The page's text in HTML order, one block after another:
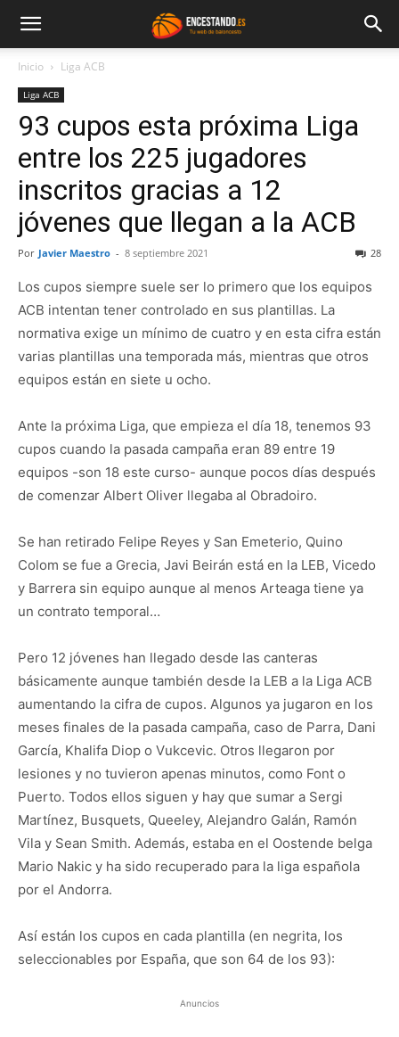
Inicio Liga ACB
Liga ACB
93 cupos esta próxima Liga
entre los 225 jugadores
inscritos gracias a 12
jóvenes que llegan a la ACB
Por Javier Maestro - 8 septiembre 2021 28
Los cupos siempre suele ser lo primero que los equipos
ACB intentan tener controlado en sus plantillas. La
normativa exige un mínimo de cuatro y en esta cifra están
varias plantillas una temporada más, mientras que otros
equipos están en siete u ocho.
Ante la próxima Liga, que empieza el día 18, tenemos 93
cupos cuando la pasada campaña eran 89 entre 19
equipos -son 18 este curso- aunque pocos días después
de comenzar Albert Oliver llegaba al Obradoiro.
Se han retirado Felipe Reyes y San Emeterio, Quino
Colom se fue a Grecia, Javi Beirán está en la LEB, Vicedo
y Barrera sin equipo aunque al menos Arteaga tiene ya
un contrato temporal…
Pero 12 jóvenes han llegado desde las canteras
básicamente aunque también desde la LEB a la Liga ACB
aumentando la cifra de cupos. Algunos ya jugaron en los
meses finales de la pasada campaña, caso de Parra, Dani
García, Khalifa Diop o Vukcevic. Otros llegaron por
lesiones y no tuvieron apenas minutos, como Font o
Puerto. Todos ellos siguen y hay que sumar a Sergi
Martínez, Busquets, Queeley, Alejandro Galán, Ramón
Vila y Sean Smith. Además, estaba en el Oostende belga
Mario Nakic y ha sido recuperado para la liga española
por el Andorra.
Así están los cupos en cada plantilla (en negrita, los
seleccionables por España, que son 64 de los 93):
Anuncios